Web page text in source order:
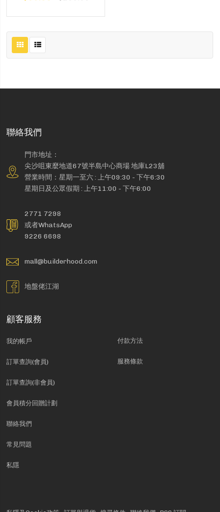
聯絡我們
門市地址：
尖沙咀東麼地道67號半島中心商場 地庫L23舖
營業時間：星期一至六 : 上午09:30 - 下午6:30
星期日及公眾假期 : 上午11:00 - 下午6:00
2771 7298
或者WhatsApp
9226 6698
mall@builderhood.com
地盤佬江湖
顧客服務
我的帳戶
訂單查詢(會員)
訂單查詢(非會員)
會員積分回贈計劃
聯絡我們
常見問題
私隱
付款方法
服務條款